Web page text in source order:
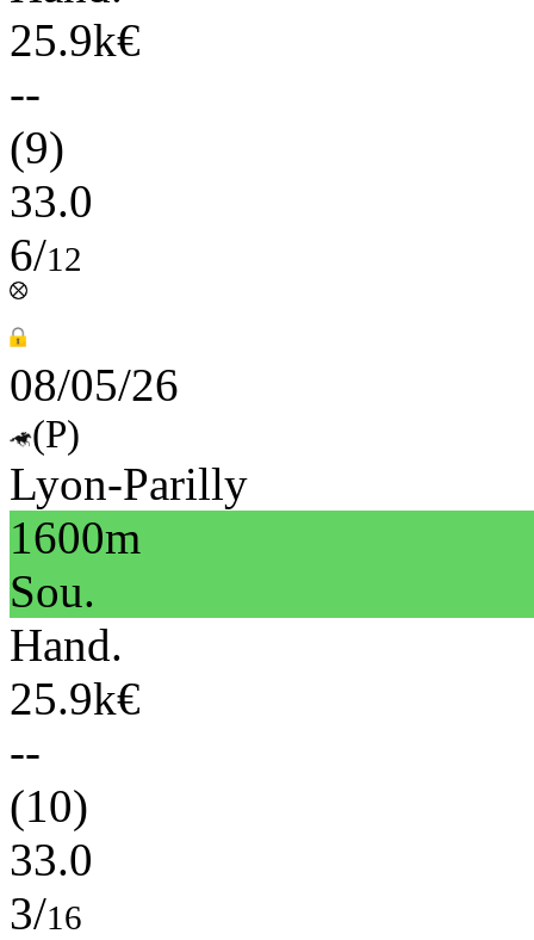
25.9k€
--
(9)
33.0
6/12
08/05/26
(P)
Lyon-Parilly
1600m
Sou.
Hand.
25.9k€
--
(10)
33.0
3/16